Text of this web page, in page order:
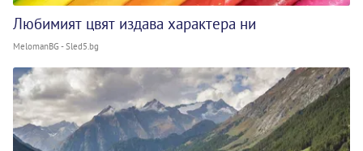
Любимият цвят издава характера ни
MelomanBG - Sled5.bg